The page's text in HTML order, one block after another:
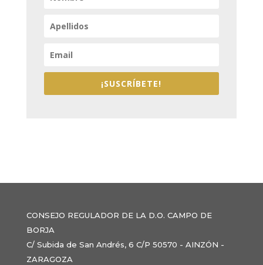
¡SUSCRÍBETE!
CONSEJO REGULADOR DE LA D.O. CAMPO DE
BORJA
C/ Subida de San Andrés, 6 C/P 50570 - AINZÓN -
ZARAGOZA